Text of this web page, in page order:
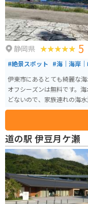
静岡県 5
#絶景スポット #海｜海岸
伊東市にあるとても綺麗な
オフシーズンは無料です。
どないので、家族連れの海
チも白い砂でとても綺麗で
道の駅 伊豆月ケ瀬